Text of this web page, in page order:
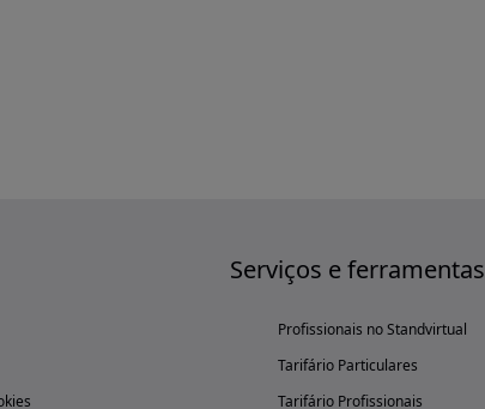
Serviços e ferramentas
Profissionais no Standvirtual
Tarifário Particulares
Tarifário Profissionais